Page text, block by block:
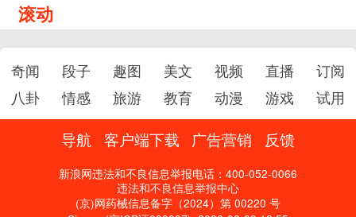
滚动
奇闻 段子 趣图 美文 视频 直播
订阅
八卦
情感 旅游 教育 动漫 游戏 试用
导航 客户端下载 广告营销 反馈
新浪网违法和不良信息举报电话：400-052-0066
违法和不良信息举报中心
(京)网药械信息备字（2024）第 00220 号